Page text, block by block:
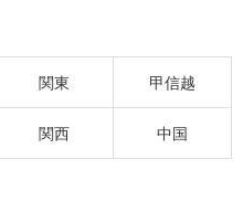
関東 甲信越
関西 中国